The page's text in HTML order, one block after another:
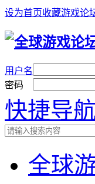
设为首页收藏游戏论
用户名
密码
快捷导航
全球